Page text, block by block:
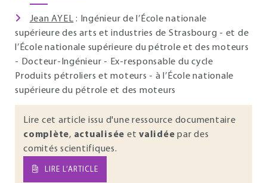
Jean AYEL : Ingénieur de l’École nationale
supérieure des arts et industries de Strasbourg - et de
l’École nationale supérieure du pétrole et des moteurs
- Docteur-Ingénieur - Ex-responsable du cycle
Produits pétroliers et moteurs - à l’École nationale
supérieure du pétrole et des moteurs
Lire cet article issu d'une ressource documentaire
complète, actualisée et validée par des
comités scientifiques.
LIRE L’ARTICLE